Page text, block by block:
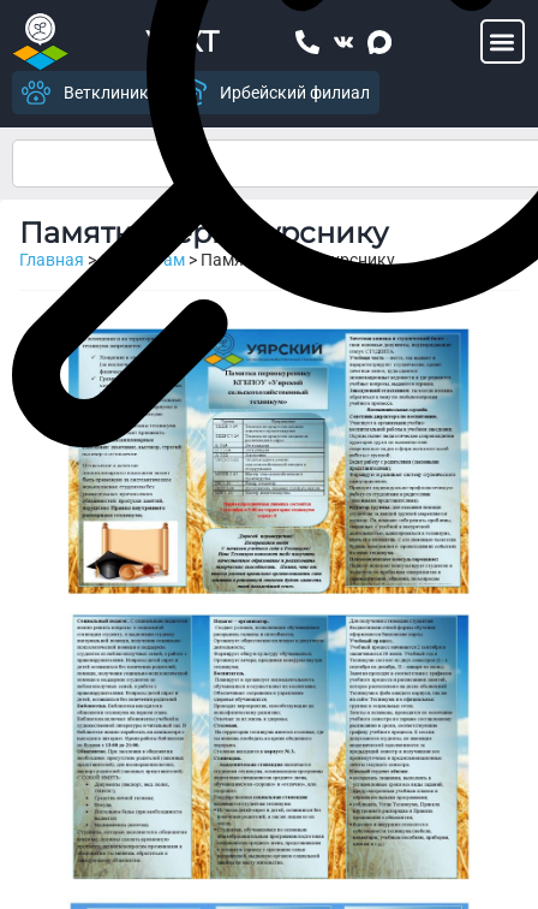
УСХТ
Ветклиника Ирбейский филиал
Памятка первокурснику
Главная >Студентам > Памятка первокурснику